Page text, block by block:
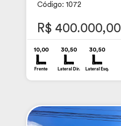
Código: 1072
R$ 400.000,00
10,00
Frente
30,50
Lateral Dir.
30,50
Lateral Esq.